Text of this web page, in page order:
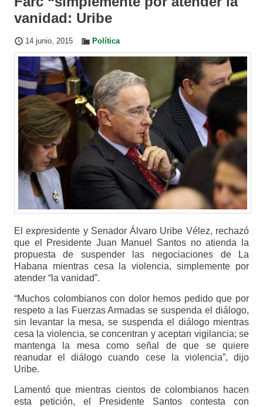
vanidad: Uribe
14 junio, 2015 Política
El expresidente y Senador Álvaro Uribe Vélez, rechazó
que el Presidente Juan Manuel Santos no atienda la
propuesta de suspender las negociaciones de La
Habana mientras cesa la violencia, simplemente por
atender “la vanidad”.
“Muchos colombianos con dolor hemos pedido que por
respeto a las Fuerzas Armadas se suspenda el diálogo,
sin levantar la mesa, se suspenda el diálogo mientras
cesa la violencia, se concentran y aceptan vigilancia; se
mantenga la mesa como señal de que se quiere
reanudar el diálogo cuando cese la violencia”, dijo
Uribe.
Lamentó que mientras cientos de colombianos hacen
esta petición, el Presidente Santos contesta con